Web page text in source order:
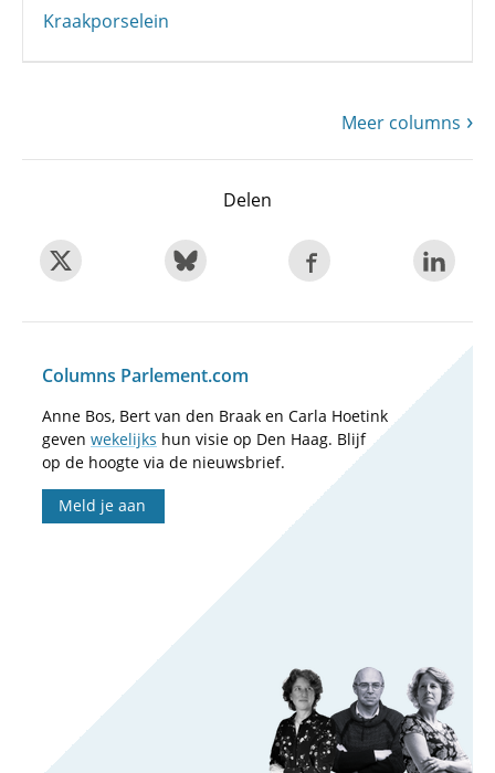
Kraakporselein
Meer columns
Delen
Columns Parlement.com
Anne Bos, Bert van den Braak en Carla Hoetink
geven wekelijks hun visie op Den Haag. Blijf
op de hoogte via de nieuwsbrief.
Meld je aan